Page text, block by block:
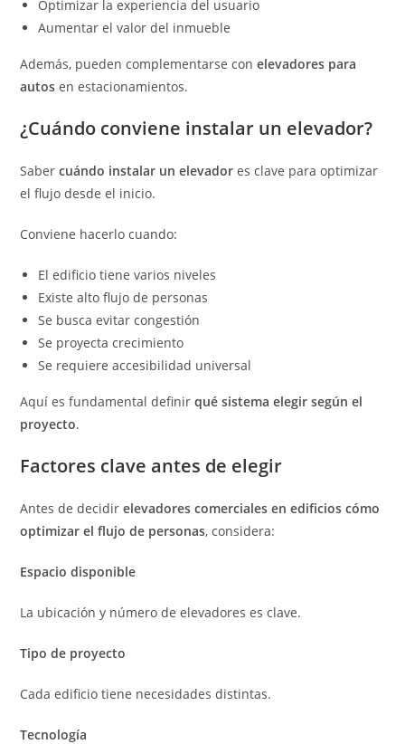
Optimizar la experiencia del usuario
Aumentar el valor del inmueble
Además, pueden complementarse conelevadores para
autos en estacionamientos.
¿Cuándo conviene instalar un elevador?
Sabercuándo instalar un elevador es clave para optimizar
el flujo desde el inicio.
Conviene hacerlo cuando:
El edificio tiene varios niveles
Existe alto flujo de personas
Se busca evitar congestión
Se proyecta crecimiento
Se requiere accesibilidad universal
Aquí es fundamental definirqué sistema elegir según el
proyecto.
Factores clave antes de elegir
Antes de decidirelevadores comerciales en edificios cómo
optimizar el flujo de personas, considera:
Espacio disponible
La ubicación y número de elevadores es clave.
Tipo de proyecto
Cada edificio tiene necesidades distintas.
Tecnología